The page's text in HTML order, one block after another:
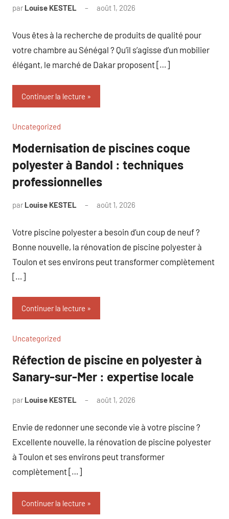
par Louise KESTEL août 1, 2026
Vous êtes à la recherche de produits de qualité pour
votre chambre au Sénégal ? Qu’il s’agisse d’un mobilier
élégant, le marché de Dakar proposent […]
Continuer la lecture
Uncategorized
Modernisation de piscines coque
polyester à Bandol : techniques
professionnelles
par Louise KESTEL août 1, 2026
Votre piscine polyester a besoin d’un coup de neuf ?
Bonne nouvelle, la rénovation de piscine polyester à
Toulon et ses environs peut transformer complètement
[…]
Continuer la lecture
Uncategorized
Réfection de piscine en polyester à
Sanary-sur-Mer : expertise locale
par Louise KESTEL août 1, 2026
Envie de redonner une seconde vie à votre piscine ?
Excellente nouvelle, la rénovation de piscine polyester
à Toulon et ses environs peut transformer
complètement […]
Continuer la lecture